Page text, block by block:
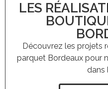
LES
Découvrez les projets
parquet Bordeaux pour
dans